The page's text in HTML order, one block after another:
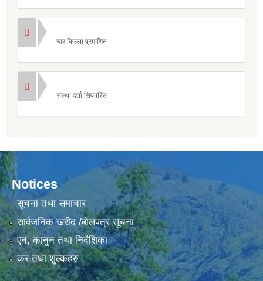
चार किल्ला प्रमाणित
संस्था दर्ता सिफारिस
Notices
सूचना तथा समाचार
सार्वजनिक खरीद /बोलपत्र सूचना
एन, कानुन तथा निर्देशिका
कर तथा शुल्कहरु